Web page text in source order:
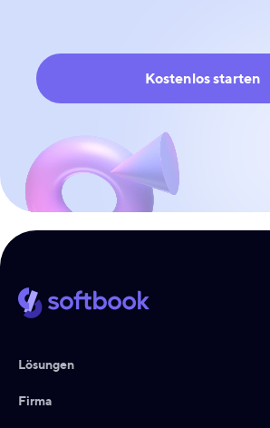
Kostenlos starten
Lösungen
Firma